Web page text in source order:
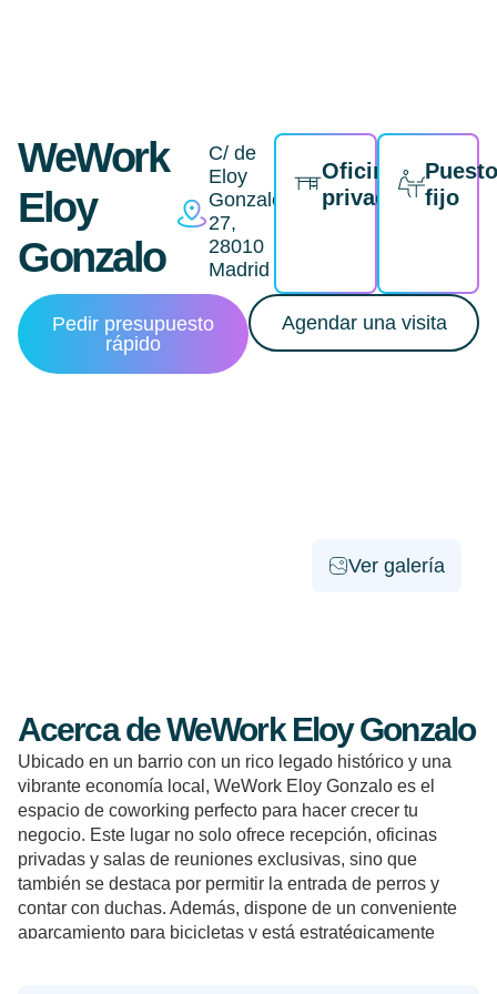
WeWork
Eloy
Gonzalo
C/ de
Eloy
Gonzalo,
27,
28010
Madrid
Oficina
privada
Puesto
fijo
Pedir presupuesto
rápido
Agendar una visita
Ver galería
Acerca de WeWork Eloy Gonzalo
Ubicado en un barrio con un rico legado histórico y una
vibrante economía local, WeWork Eloy Gonzalo es el
espacio de coworking perfecto para hacer crecer tu
negocio. Este lugar no solo ofrece recepción, oficinas
privadas y salas de reuniones exclusivas, sino que
también se destaca por permitir la entrada de perros y
contar con duchas. Además, dispone de un conveniente
aparcamiento para bicicletas y está estratégicamente